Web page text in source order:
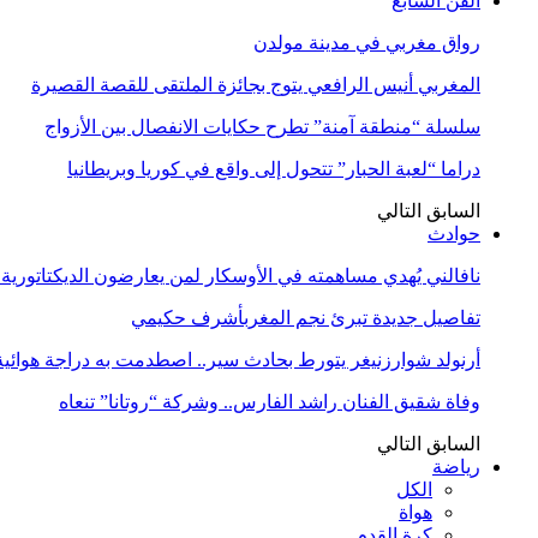
رواق مغربي في مدينة مولدن
المغربي أنيس الرافعي يتوج بجائزة الملتقى للقصة القصيرة
سلسلة “منطقة آمنة” تطرح حكايات الانفصال بين الأزواج
دراما “لعبة الحبار” تتحول إلى واقع في كوريا وبريطانيا
السابق التالي
حوادث
نافالني يُهدي مساهمته في الأوسكار لمن يعارضون
تفاصيل جديدة تبرئ نجم المغربأشرف حكيمي
أرنولد شوارزنيغر يتورط بحادث سير.. اصطدمت به دراجة
وفاة شقيق الفنان راشد الفارس.. وشركة “روتانا” تنعاه
السابق التالي
رياضة
الكل
هواة